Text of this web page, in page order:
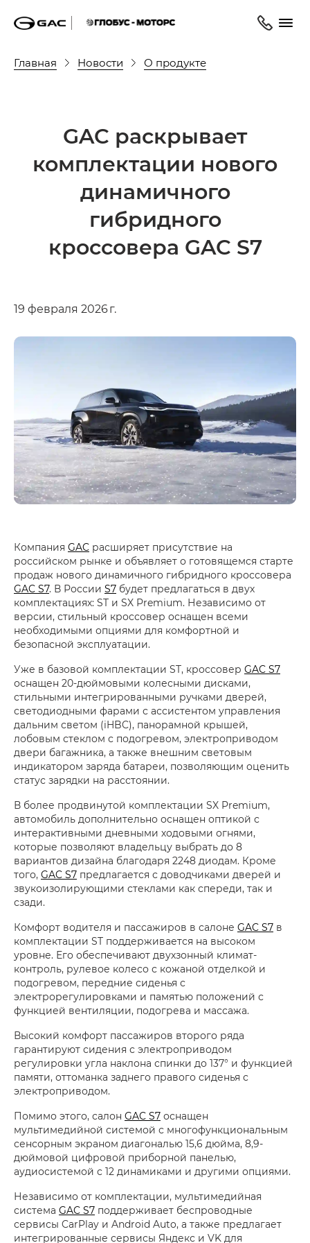
Главная Новости О продукте
GAC раскрывает
комплектации нового
динамичного
гибридного
кроссовера GAC S7
19 февраля 2026 г.
Компания GAC расширяет присутствие на
российском рынке и объявляет о готовящемся старте
продаж нового динамичного гибридного кроссовера
GAC S7. В России S7 будет предлагаться в двух
комплектациях: ST и SX Premium. Независимо от
версии, стильный кроссовер оснащен всеми
необходимыми опциями для комфортной и
безопасной эксплуатации.
Уже в базовой комплектации ST, кроссовер GAC S7
оснащен 20-дюймовыми колесными дисками,
стильными интегрированными ручками дверей,
светодиодными фарами с ассистентом управления
дальним светом (iHBC), панорамной крышей,
лобовым стеклом с подогревом, электроприводом
двери багажника, а также внешним световым
индикатором заряда батареи, позволяющим оценить
статус зарядки на расстоянии.
В более продвинутой комплектации SX Premium,
автомобиль дополнительно оснащен оптикой с
интерактивными дневными ходовыми огнями,
которые позволяют владельцу выбрать до 8
вариантов дизайна благодаря 2248 диодам. Кроме
того, GAC S7 предлагается с доводчиками дверей и
звукоизолирующими стеклами как спереди, так и
сзади.
Комфорт водителя и пассажиров в салоне GAC S7 в
комплектации ST поддерживается на высоком
уровне. Его обеспечивают двухзонный климат-
контроль, рулевое колесо с кожаной отделкой и
подогревом, передние сиденья с
электрорегулировками и памятью положений с
функцией вентиляции, подогрева и массажа.
Высокий комфорт пассажиров второго ряда
гарантируют сидения с электроприводом
регулировки угла наклона спинки до 137° и функцией
памяти, оттоманка заднего правого сиденья с
электроприводом.
Помимо этого, салон GAC S7 оснащен
мультимедийной системой с многофункциональным
сенсорным экраном диагональю 15,6 дюйма, 8,9-
дюймовой цифровой приборной панелью,
аудиосистемой с 12 динамиками и другими опциями.
Независимо от комплектации, мультимедийная
система GAC S7 поддерживает беспроводные
сервисы CarPlay и Android Auto, а также предлагает
интегрированные сервисы Яндекс и VK для